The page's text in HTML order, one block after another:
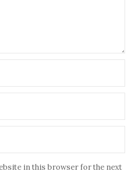
in this browser for the next